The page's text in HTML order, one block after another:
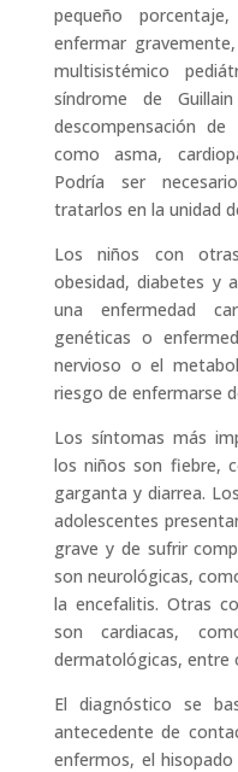
pequeño
enfermar
multisistémico
síndrome de
descompensación
como asma,
Podría ser
tratarlos en la unidad
Los niños con
obesidad, diabetes y
una enfermedad
genéticas o
nervioso o el
riesgo de enfermarse
Los síntomas más
los niños son fiebre,
garganta y diarrea.
adolescentes
grave y de sufrir
son neurológicas,
la encefalitis. Otras
son cardiacas,
dermatológicas, entre
El diagnóstico se
antecedente de
enfermos, el